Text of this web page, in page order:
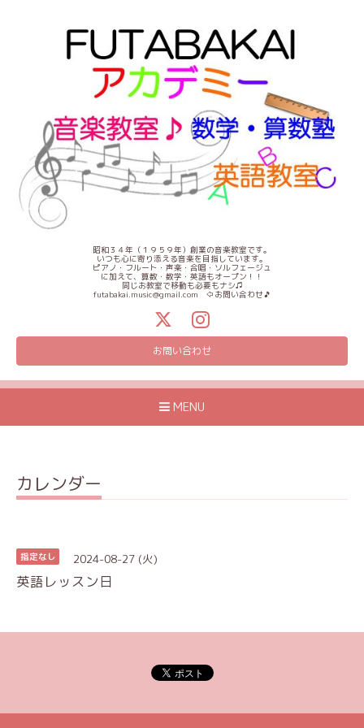
昭和３４年（１９５９年）創業の音楽教室です。
いつも心に寄り添える音楽を目指しています。
ピアノ・フルート・声楽・合唱・ソルフェージュ
に加えて、算数・数学・英語もオープン！！
同じお教室で移動も必要もナシ♫
futabakai.music@gmail.com ⇦お問い合わせ🎵
お問い合わせ
MENU
カレンダー
指定なし 2024-08-27 (火)
英語レッスン日